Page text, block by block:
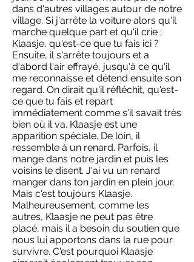
dans d'autres villages autour de notre
village. Si j'arrête la voiture alors qu'il
marche quelque part et qu'il crie ;
Klaasje, qu'est-ce que tu fais ici ?
Ensuite, il s'arrête toujours et a
d'abord l'air effrayé, jusqu'à ce qu'il
me reconnaisse et détend ensuite son
regard. On dirait qu'il réfléchit, qu'est-
ce que tu fais et repart
immédiatement comme s'il savait très
bien où il va. Klaasje est une
apparition spéciale. De loin, il
ressemble à un renard. Parfois, il
mange dans notre jardin et puis les
voisins le disent. J'ai vu un renard
manger dans ton jardin en plein jour.
Mais c'est toujours Klaasje.
Malheureusement, comme les
autres, Klaasje ne peut pas être
placé, mais il a besoin du soutien que
nous lui apportons dans la rue pour
survivre. C'est pourquoi Klaasje